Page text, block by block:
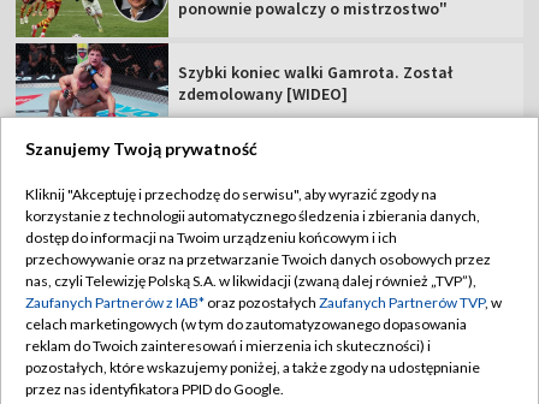
ponownie powalczy o mistrzostwo"
Szybki koniec walki Gamrota. Został
zdemolowany [WIDEO]
TVP
Abonament TVP
Sklep TVP
Biuro Reklamy
Oferta Handlowa
Regulamin TVP
Polityka prywatności
Moje zgody
Biuro reklamy
Szanujemy Twoją prywatność
Kliknij "Akceptuję i przechodzę do serwisu", aby wyrazić zgody na
korzystanie z technologii automatycznego śledzenia i zbierania danych,
dostęp do informacji na Twoim urządzeniu końcowym i ich
przechowywanie oraz na przetwarzanie Twoich danych osobowych przez
nas, czyli Telewizję Polską S.A. w likwidacji (zwaną dalej również „TVP”),
Zaufanych Partnerów z IAB* oraz pozostałych Zaufanych Partnerów TVP, w
celach marketingowych (w tym do zautomatyzowanego dopasowania
reklam do Twoich zainteresowań i mierzenia ich skuteczności) i
pozostałych, które wskazujemy poniżej, a także zgody na udostępnianie
przez nas identyfikatora PPID do Google.